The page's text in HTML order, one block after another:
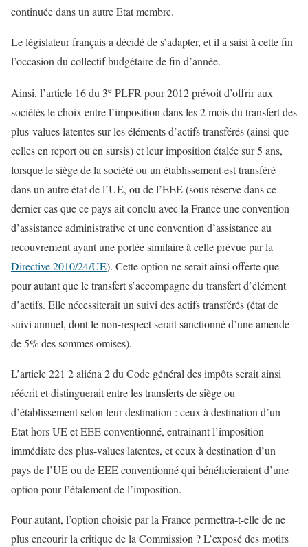
continuée dans un autre Etat membre.
Le législateur français a décidé de s’adapter, et il a saisi à cette fin
l’occasion du collectif budgétaire de fin d’année.
Ainsi, l’article 16 du 3e PLFR pour 2012 prévoit d’offrir aux
sociétés le choix entre l’imposition dans les 2 mois du transfert des
plus-values latentes sur les éléments d’actifs transférés (ainsi que
celles en report ou en sursis) et leur imposition étalée sur 5 ans,
lorsque le siège de la société ou un établissement est transféré
dans un autre état de l’UE, ou de l’EEE (sous réserve dans ce
dernier cas que ce pays ait conclu avec la France une convention
d’assistance administrative et une convention d’assistance au
recouvrement ayant une portée similaire à celle prévue par la
Directive 2010/24/UE). Cette option ne serait ainsi offerte que
pour autant que le transfert s’accompagne du transfert d’élément
d’actifs. Elle nécessiterait un suivi des actifs transférés (état de
suivi annuel, dont le non-respect serait sanctionné d’une amende
de 5% des sommes omises).
L’article 221 2 aliéna 2 du Code général des impôts serait ainsi
réécrit et distinguerait entre les transferts de siège ou
d’établissement selon leur destination : ceux à destination d’un
Etat hors UE et EEE conventionné, entrainant l’imposition
immédiate des plus-values latentes, et ceux à destination d’un
pays de l’UE ou de EEE conventionné qui bénéficieraient d’une
option pour l’étalement de l’imposition.
Pour autant, l’option choisie par la France permettra-t-elle de ne
plus encourir la critique de la Commission ? L’exposé des motifs